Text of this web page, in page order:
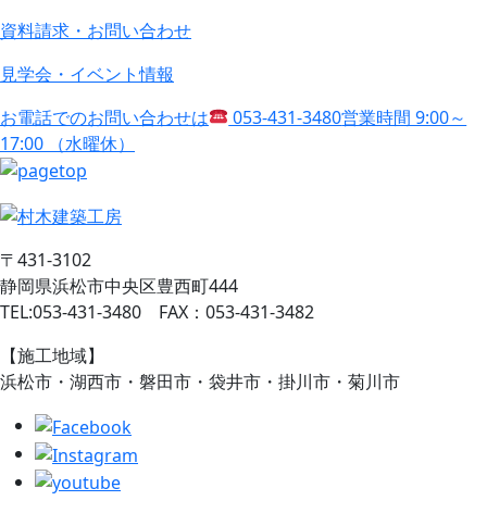
資料請求・お問い合わせ
見学会・イベント情報
お電話でのお問い合わせは
053-431-3480営業時間 9:00～
17:00 （水曜休）
〒431-3102
静岡県浜松市中央区豊西町444
TEL:053-431-3480 FAX：053-431-3482
【施工地域】
浜松市・湖西市・磐田市・袋井市・掛川市・菊川市